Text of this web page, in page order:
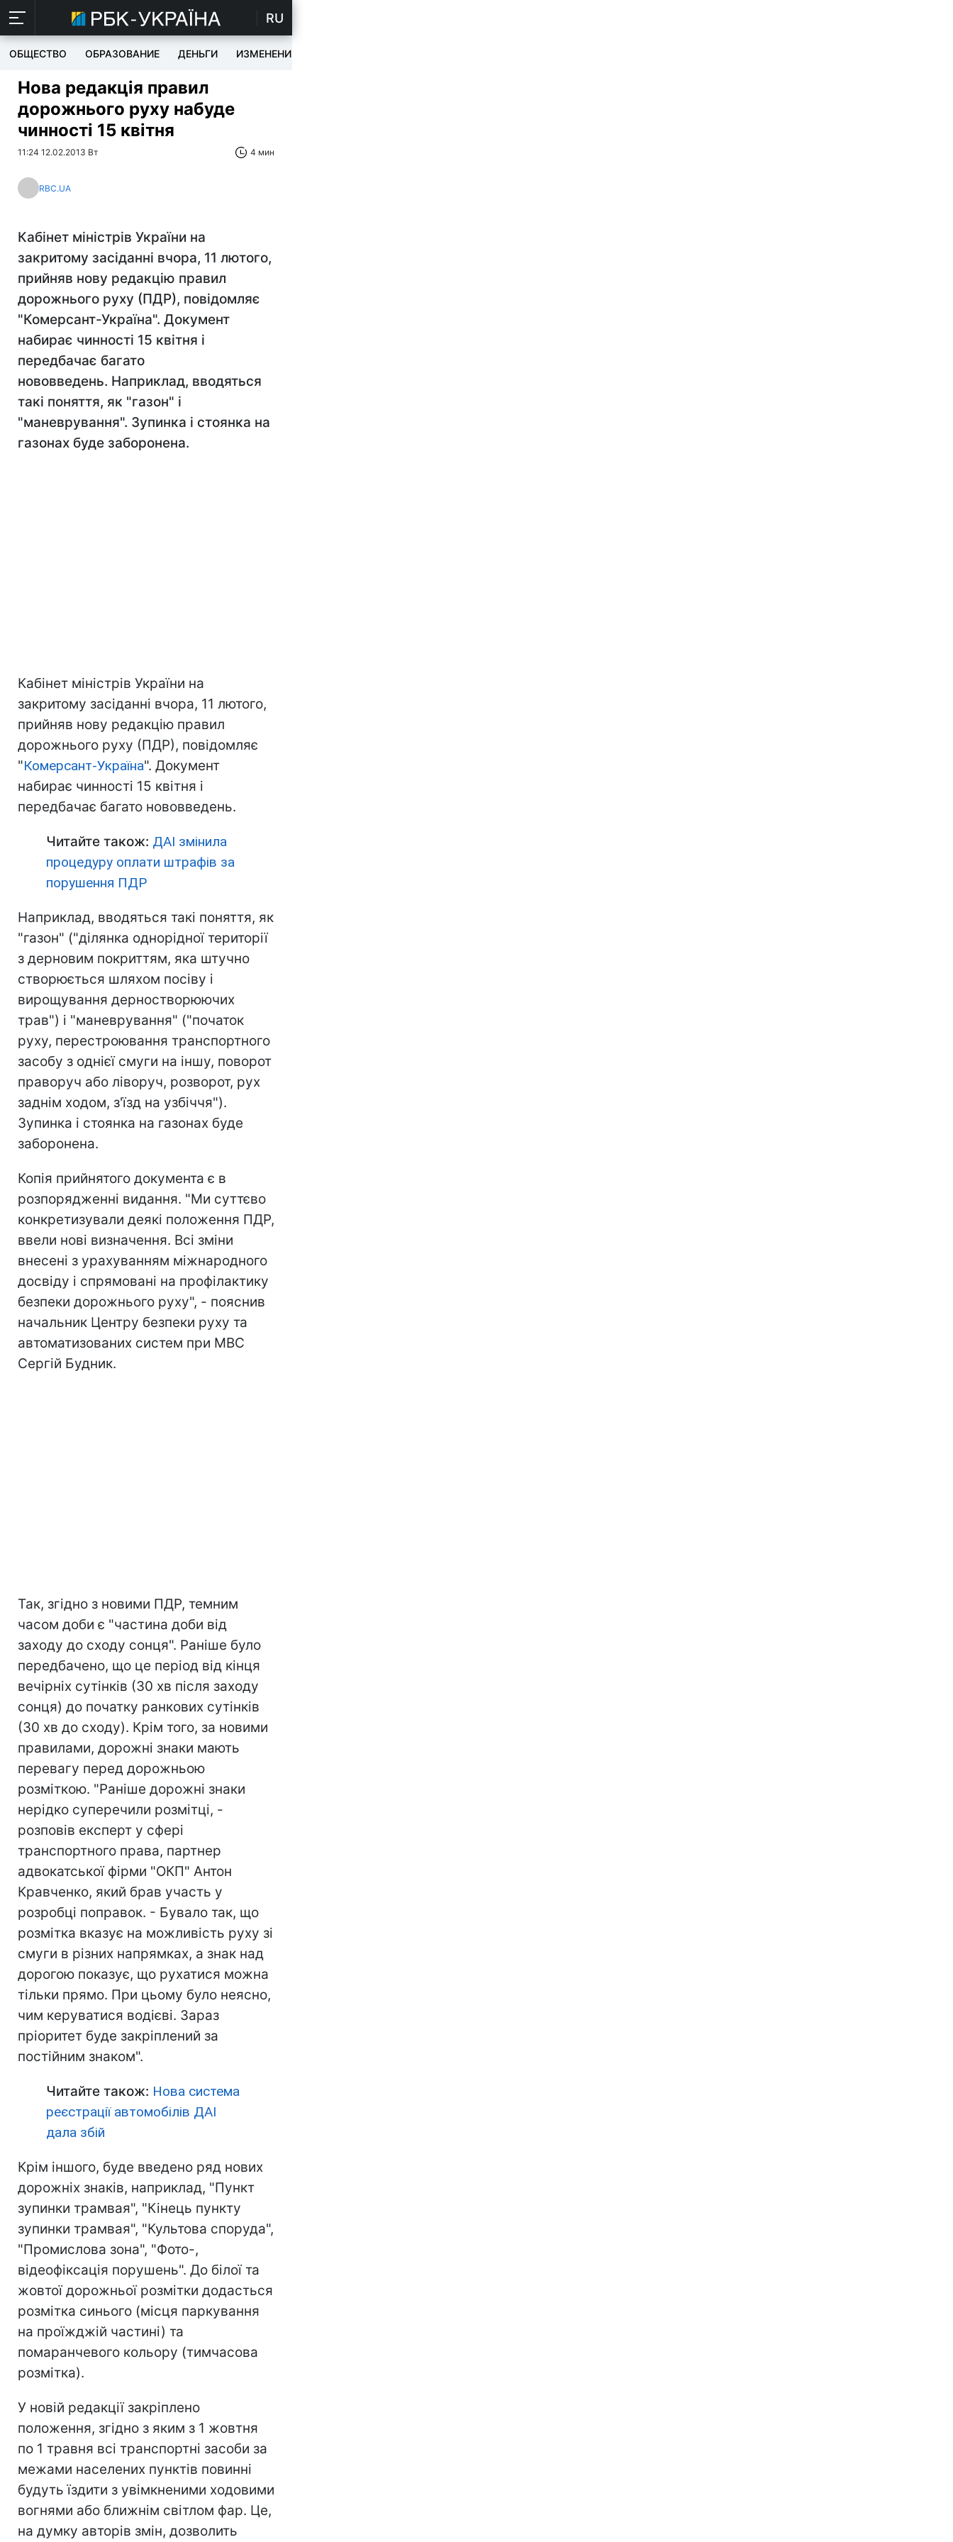
RU
ОБЩЕСТВО ОБРАЗОВАНИЕ ДЕНЬГИ ИЗМЕНЕНИЯ
Нова редакція правил
дорожнього руху набуде
чинності 15 квітня
11:24 12.02.2013 Вт 4 мин
RBC.UA
Кабінет міністрів України на
закритому засіданні вчора, 11 лютого,
прийняв нову редакцію правил
дорожнього руху (ПДР), повідомляє
"Комерсант-Україна". Документ
набирає чинності 15 квітня і
передбачає багато
нововведень. Наприклад, вводяться
такі поняття, як "газон" і
"маневрування". Зупинка і стоянка на
газонах буде заборонена.
Кабінет міністрів України на
закритому засіданні вчора, 11 лютого,
прийняв нову редакцію правил
дорожнього руху (ПДР), повідомляє
"Комерсант-Україна". Документ
набирає чинності 15 квітня і
передбачає багато нововведень.
Читайте також: ДАІ змінила
процедуру оплати штрафів за
порушення ПДР
Наприклад, вводяться такі поняття, як
"газон" ("ділянка однорідної території
з дерновим покриттям, яка штучно
створюється шляхом посіву і
вирощування дерностворюючих
трав") і "маневрування" ("початок
руху, перестроювання транспортного
засобу з однієї смуги на іншу, поворот
праворуч або ліворуч, розворот, рух
заднім ходом, з'їзд на узбіччя").
Зупинка і стоянка на газонах буде
заборонена.
Копія прийнятого документа є в
розпорядженні видання. "Ми суттєво
конкретизували деякі положення ПДР,
ввели нові визначення. Всі зміни
внесені з урахуванням міжнародного
досвіду і спрямовані на профілактику
безпеки дорожнього руху", - пояснив
начальник Центру безпеки руху та
автоматизованих систем при МВС
Сергій Будник.
Так, згідно з новими ПДР, темним
часом доби є "частина доби від
заходу до сходу сонця". Раніше було
передбачено, що це період від кінця
вечірніх сутінків (30 хв після заходу
сонця) до початку ранкових сутінків
(30 хв до сходу). Крім того, за новими
правилами, дорожні знаки мають
перевагу перед дорожньою
розміткою. "Раніше дорожні знаки
нерідко суперечили розмітці, -
розповів експерт у сфері
транспортного права, партнер
адвокатської фірми "ОКП" Антон
Кравченко, який брав участь у
розробці поправок. - Бувало так, що
розмітка вказує на можливість руху зі
смуги в різних напрямках, а знак над
дорогою показує, що рухатися можна
тільки прямо. При цьому було неясно,
чим керуватися водієві. Зараз
пріоритет буде закріплений за
постійним знаком".
Читайте також: Нова система
реєстрації автомобілів ДАІ
дала збій
Крім іншого, буде введено ряд нових
дорожніх знаків, наприклад, "Пункт
зупинки трамвая", "Кінець пункту
зупинки трамвая", "Культова споруда",
"Промислова зона", "Фото-,
відеофіксація порушень". До білої та
жовтої дорожньої розмітки додасться
розмітка синього (місця паркування
на проїжджій частині) та
помаранчевого кольору (тимчасова
розмітка).
У новій редакції закріплено
положення, згідно з яким з 1 жовтня
по 1 травня всі транспортні засоби за
межами населених пунктів повинні
будуть їздити з увімкненими ходовими
вогнями або ближнім світлом фар. Це,
на думку авторів змін, дозволить